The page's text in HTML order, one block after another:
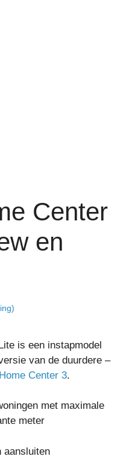
Center
en
is een instapmodel
van de duurdere –
Center 3.
met maximale
meter
aansluiten